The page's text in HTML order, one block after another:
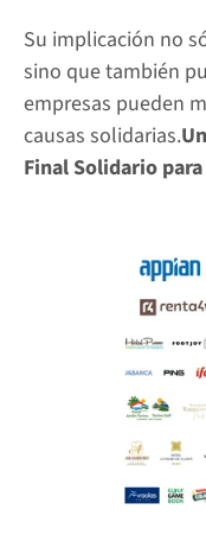
Su implicación no
sino que también
empresas pueden
causas solidarias.
Final Solidario